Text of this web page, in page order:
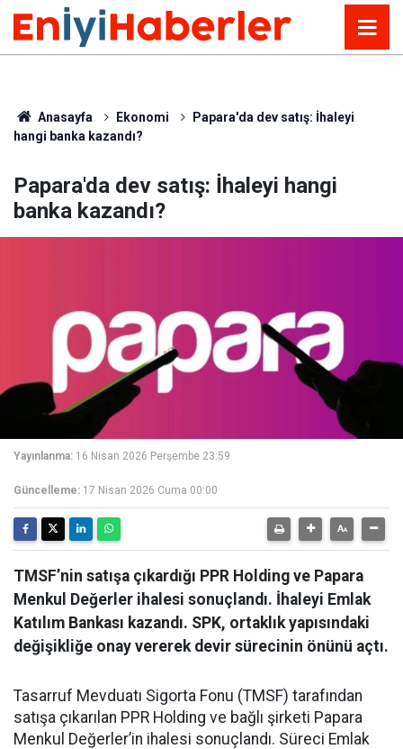
Anasayfa Ekonomi
Papara'da dev satış: İhaleyi
hangi banka kazandı?
Papara'da dev satış: İhaleyi hangi
banka kazandı?
Yayınlanma: 16 Nisan 2026 Perşembe 23:59
Güncelleme: 17 Nisan 2026 Cuma 00:00
TMSF’nin satışa çıkardığı PPR Holding ve Papara
Menkul Değerler ihalesi sonuçlandı. İhaleyi Emlak
Katılım Bankası kazandı. SPK, ortaklık yapısındaki
değişikliğe onay vererek devir sürecinin önünü açtı.
Tasarruf Mevduatı Sigorta Fonu (TMSF) tarafından
satışa çıkarılan PPR Holding ve bağlı şirketi Papara
Menkul Değerler’in ihalesi sonuçlandı. Süreci Emlak